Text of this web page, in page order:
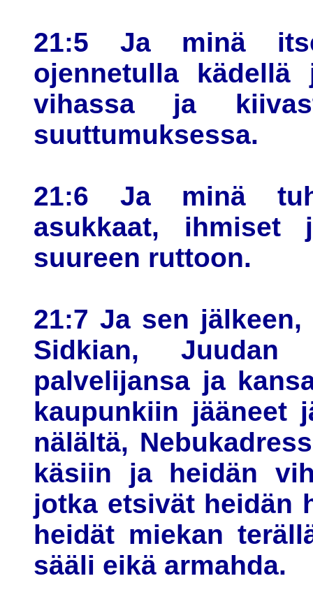
21:5 Ja minä
ojennetulla kädellä
vihassa ja
suuttumuksessa.
21:6 Ja minä
asukkaat, ihmiset
suureen ruttoon.
21:7 Ja sen
Sidkian,
palvelijansa ja
kaupunkiin jääneet
nälältä,
käsiin ja heidän
jotka etsivät heidän
heidät miekan
sääli eikä armahda.